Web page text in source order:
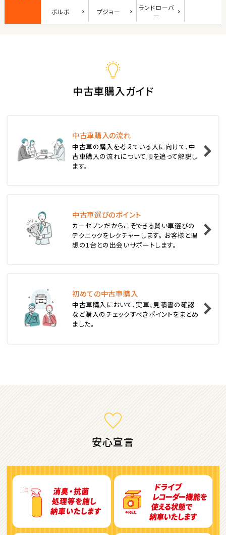
ロードスター
ホンダ
S660
1位
2位
スバル
レガシィツーリングワゴン
3位
トヨタ
カローラフィールダー
2
トヨタ
アルファード
位
ボルボ
プジョー ランドローバ
ー
中古車購入ガイド
中古車購入の流れ
中古車の購入を考えている人に向けて、中
古車購入の流れについて順を追って解説し
ます。
中古車選びのポイント
カーセブンだからこそできる賢い車選びの
テクニックをレクチャーします。 お客様と理
想の1台との出会いサポートします。
初めての中古車購入
中古車購入において、実車、見積書の確認
など購入のチェックすべきポイントをまとめ
ました。
安心宣言